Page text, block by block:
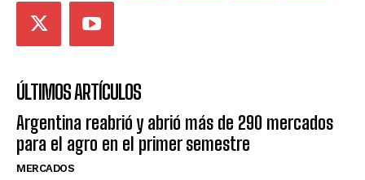
ÚLTIMOS ARTÍCULOS
Argentina reabrió y abrió más de 290 mercados
para el agro en el primer semestre
MERCADOS